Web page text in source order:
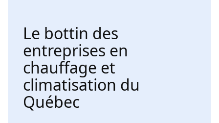
Le bottin des
entreprises en
chauffage et
climatisation du
Québec